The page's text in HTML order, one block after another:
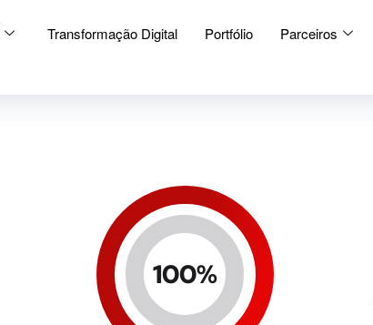
Transformação Digital Portfólio Parceiros
100%